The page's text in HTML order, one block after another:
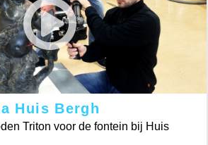
Huis Bergh
Triton voor de fontein bij Huis